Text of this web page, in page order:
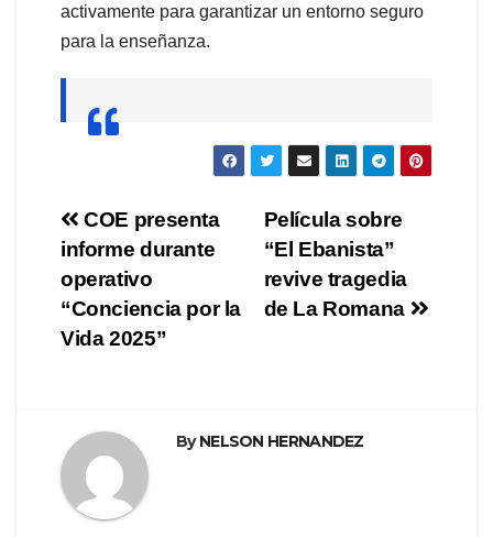
activamente para garantizar un entorno seguro
para la enseñanza.
Navegación
de
entradas
Película sobre
“El Ebanista”
revive tragedia
de La Romana
COE presenta
informe durante
operativo
“Conciencia por la
Vida 2025”
ByNELSON HERNANDEZ